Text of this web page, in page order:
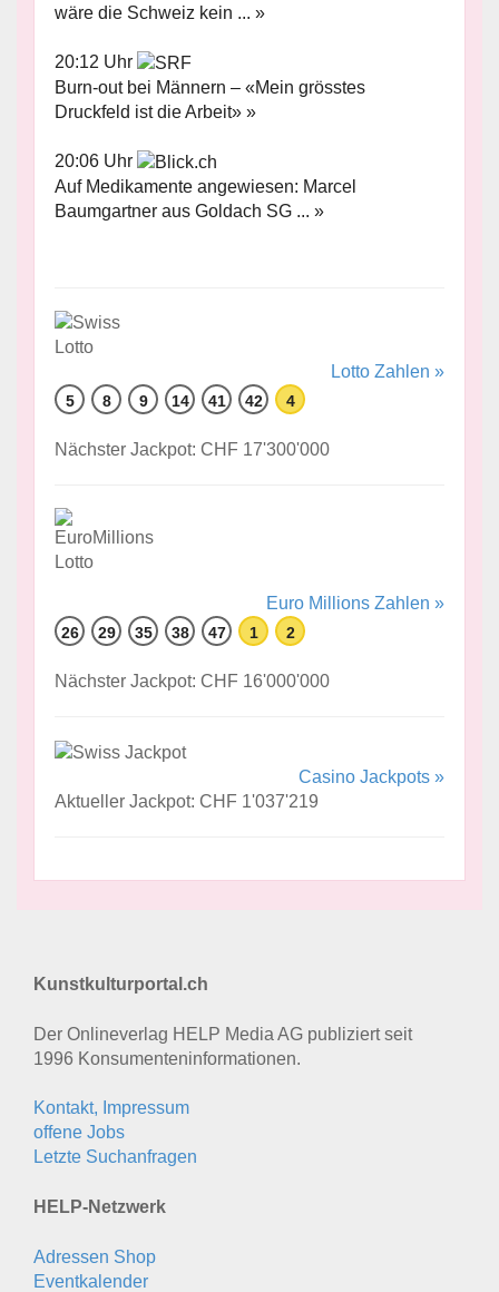
wäre die Schweiz kein ... »
20:12 Uhr
Burn-out bei Männern – «Mein grösstes
Druckfeld ist die Arbeit» »
20:06 Uhr
Auf Medikamente angewiesen: Marcel
Baumgartner aus Goldach SG ... »
Lotto Zahlen »
5 8 9 14 41 42 4
Nächster Jackpot: CHF 17'300'000
Euro Millions Zahlen »
26 29 35 38 47 1 2
Nächster Jackpot: CHF 16'000'000
Casino Jackpots »
Aktueller Jackpot: CHF 1'037'219
Kunstkulturportal.ch
Der Onlineverlag HELP Media AG publiziert seit
1996 Konsumenten­informationen.
Kontakt, Impressum
offene Jobs
Letzte Suchanfragen
HELP-Netzwerk
Adressen Shop
Eventkalender